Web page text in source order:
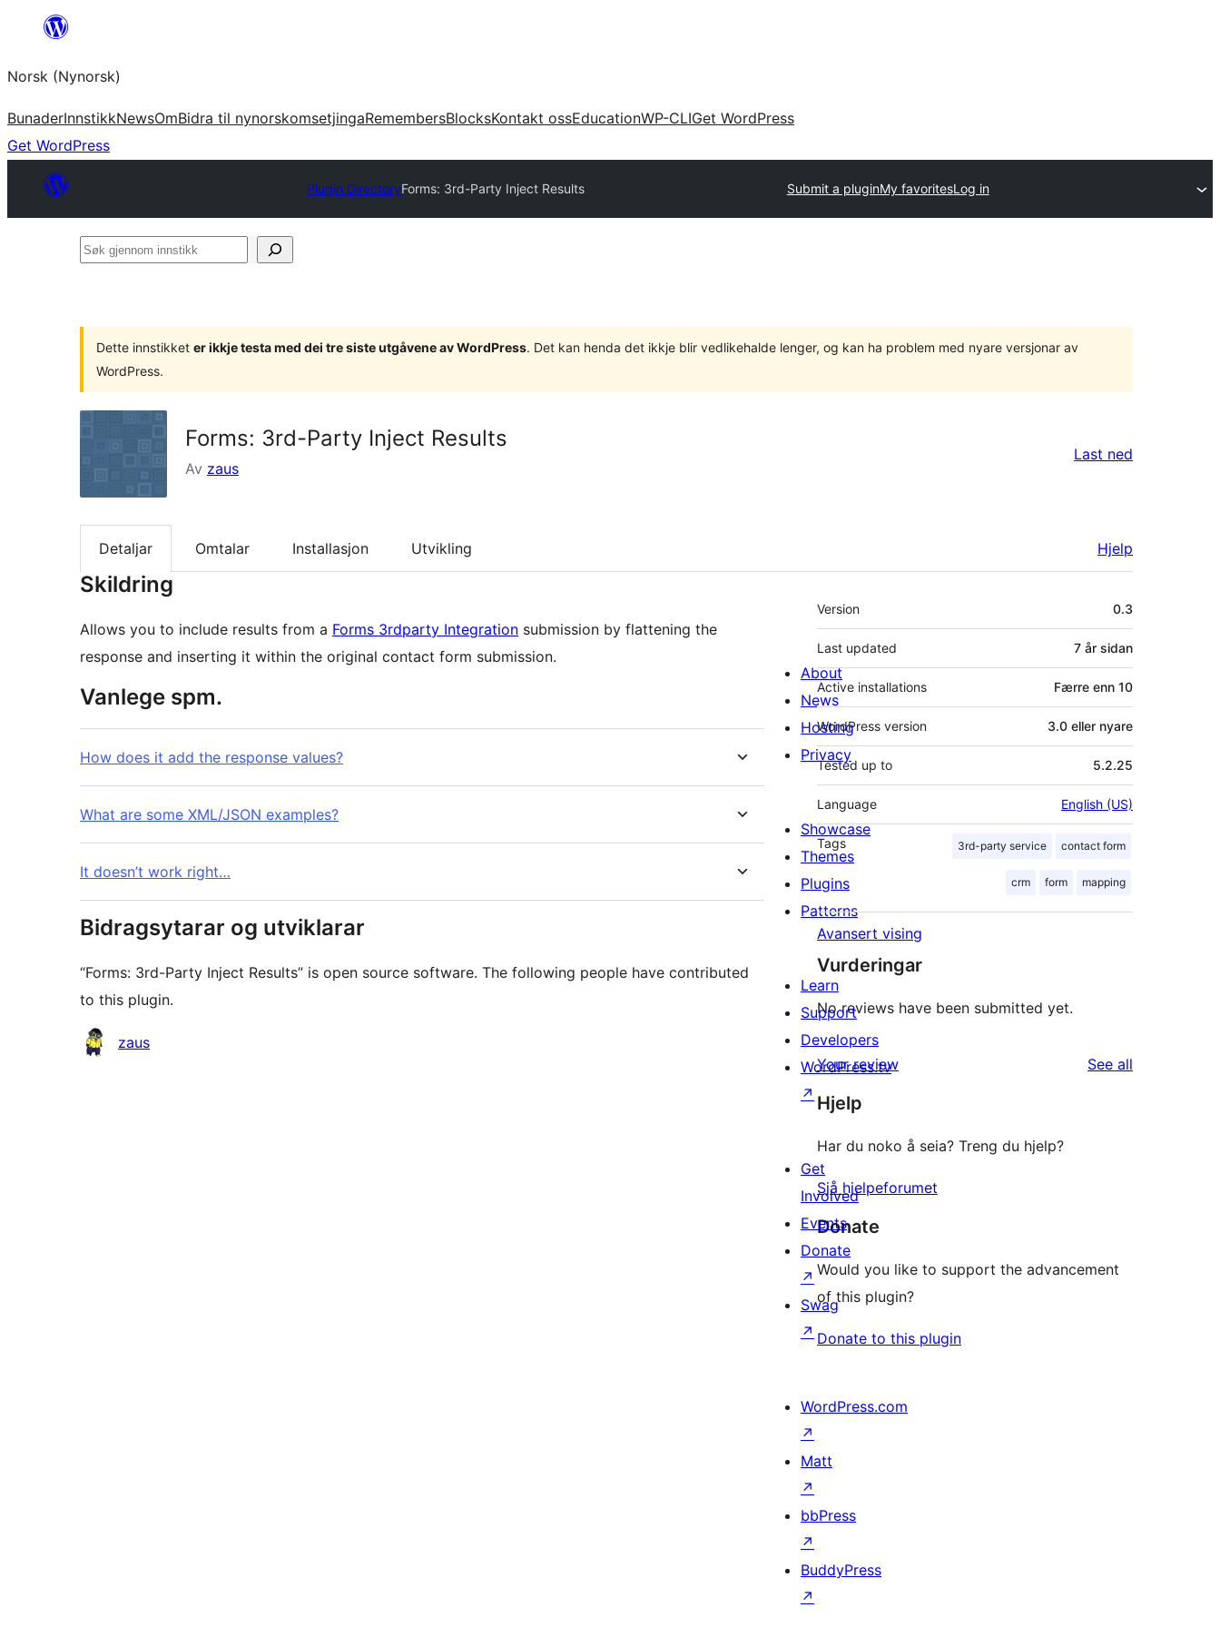
content
Norsk (Nynorsk)
BunaderInnstikkNewsOmBidra til nynorskomsetjingaRemembersBlocksKontakt ossEducationWP-CLIGet WordPress
Get WordPress
Plugin DirectoryForms: 3rd-Party Inject Results Submit a pluginMy favoritesLog in
Søk
Dette innstikket er ikkje testa med dei tre siste utgåvene av WordPress. Det kan henda det ikkje blir vedlikehalde lenger, og kan ha problem med nyare versjonar av
WordPress.
Forms: 3rd-Party Inject Results
Av zaus
Last ned
Detaljar Omtalar Installasjon Utvikling Hjelp
Skildring
Allows you to include results from a Forms 3rdparty Integration submission by flattening the
response and inserting it within the original contact form submission.
Vanlege spm.
How does it add the response values?
What are some XML/JSON examples?
It doesn’t work right…
Bidragsytarar og utviklarar
“Forms: 3rd-Party Inject Results” is open source software. The following people have contributed
to this plugin.
Contributors
zaus
Om
Version 0.3
Last updated 7 år sidan
Active installations Færre enn 10
WordPress version 3.0 eller nyare
Tested up to 5.2.25
Language English (US)
Tags 3rd-party service contact form
crm form mapping
Avansert vising
Vurderingar
No reviews have been submitted yet.
Your review See all
Hjelp
Har du noko å seia? Treng du hjelp?
Sjå hjelpeforumet
Donate
Would you like to support the advancement
of this plugin?
Donate to this plugin
About
News
Hosting
Privacy
Showcase
Themes
Plugins
Patterns
Learn
Support
Developers
WordPress.tv
↗
Get
Involved
Events
Donate
↗
Swag
↗
WordPress.com
↗
Matt
↗
bbPress
↗
BuddyPress
↗